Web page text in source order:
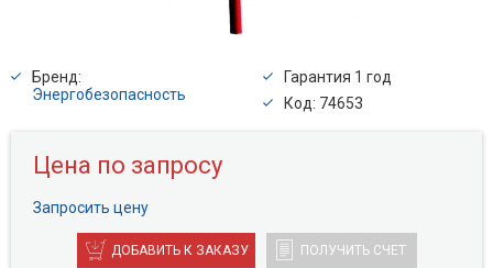
Бренд:
Энергобезопасность
Гарантия 1 год
Код: 74653
Цена по запросу
Запросить цену
ДОБАВИТЬ К ЗАКАЗУ ПОЛУЧИТЬ СЧЕТ